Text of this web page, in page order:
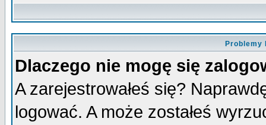
Problemy
Dlaczego nie mogę się
A zarejestrowałeś się?
logować. A może zostałeś